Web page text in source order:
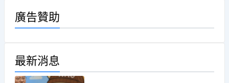
廣告贊助
最新消息